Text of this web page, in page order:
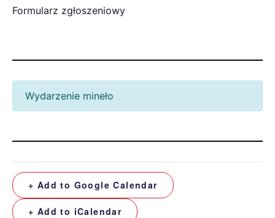
Formularz zgłoszeniowy
Wydarzenie mineło
+ Add to Google Calendar
+ Add to iCalendar